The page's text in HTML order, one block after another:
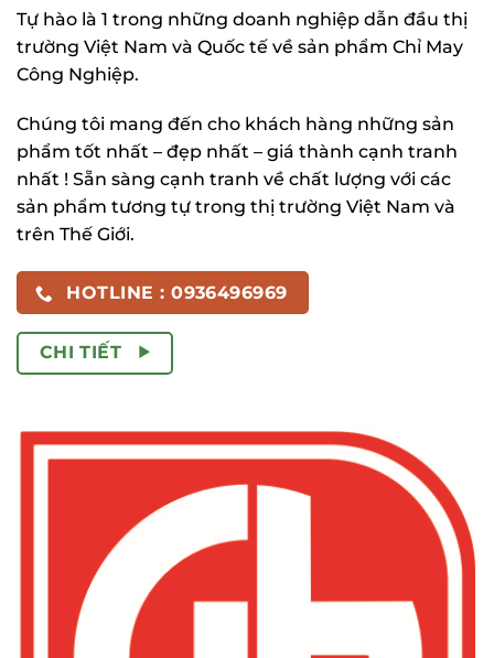
Tự hào là 1 trong những doanh nghiệp dẫn đầu thị
trường Việt Nam và Quốc tế về sản phẩm Chỉ May
Công Nghiệp.
Chúng tôi mang đến cho khách hàng những sản
phẩm tốt nhất – đẹp nhất – giá thành cạnh tranh
nhất ! Sẵn sàng cạnh tranh về chất lượng với các
sản phẩm tương tự trong thị trường Việt Nam và
trên Thế Giới.
HOTLINE : 0936496969
CHI TIẾT